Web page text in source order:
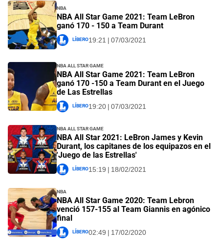
NBA
NBA All Star Game 2021: Team LeBron
ganó 170 - 150 a Team Durant
Líbero19:21 | 07/03/2021
NBA All Star Game
NBA All Star Game 2021: Team LeBron
ganó 170 -150 a Team Durant en el Juego
de Las Estrellas
Líbero19:20 | 07/03/2021
NBA All Star Game
NBA All Star 2021: LeBron James y Kevin
Durant, los capitanes de los equipazos en el
'Juego de las Estrellas'
Líbero15:19 | 18/02/2021
NBA
NBA All Star Game 2020: Team Lebron
venció 157-155 al Team Giannis en agónico
final
Líbero02:49 | 17/02/2020